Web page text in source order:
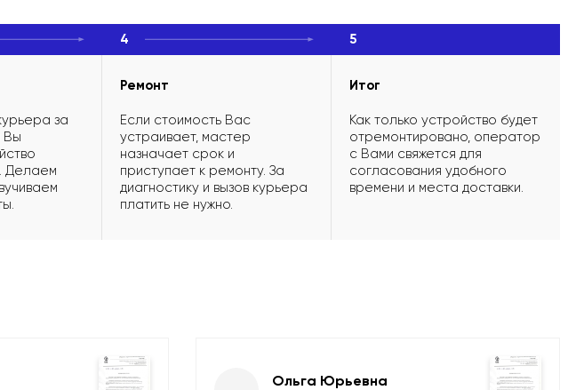
за
Вы
Делаем
4
Ремонт
Если стоимость Вас
устраивает, мастер
назначает срок и
приступает к ремонту. За
диагностику и вызов курьера
платить не нужно.
5
Итог
Как только устройство будет
отремонтировано, оператор
с Вами свяжется для
согласования удобного
времени и места доставки.
Ольга Юрьевна